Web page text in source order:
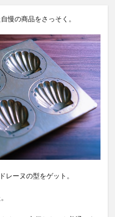
慢の商品をさっそく。
レーヌの型をゲット。